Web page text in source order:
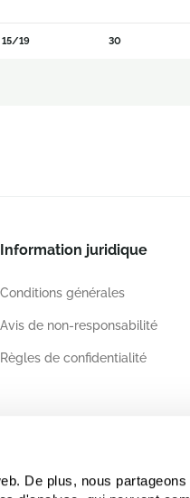
De plus, nous partageons
15/19 30
Information juridique
Conditions générales
Avis de non-responsabilité
Règles de confidentialité